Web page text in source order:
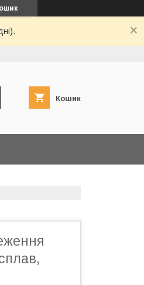
Кошик